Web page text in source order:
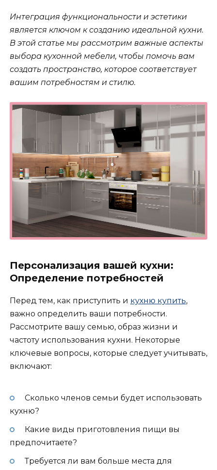
Интеграция функциональности и эстетики
является ключом к созданию идеальной кухни.
В этой статье мы рассмотрим важные аспекты
выбора кухонной мебели, чтобы помочь вам
создать пространство, которое соответствует
вашим потребностям и стилю.
Персонализация вашей кухни:
Определение потребностей
Перед тем, как приступить и кухню купить,
важно определить ваши потребности.
Рассмотрите вашу семью, образ жизни и
частоту использования кухни. Некоторые
ключевые вопросы, которые следует учитывать,
включают:
Сколько членов семьи будет использовать
кухню?
Какие виды приготовления пищи вы
предпочитаете?
Требуется ли вам больше места для